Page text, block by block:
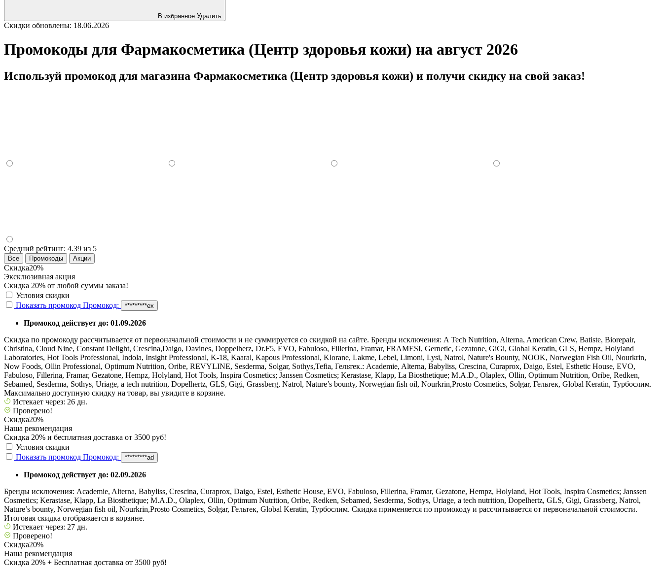
В избранное Удалить
Скидки обновлены: 18.06.2026
Промокоды для Фармакосметика (Центр здоровья кожи) на август 2026
Используй промокод для магазина Фармакосметика (Центр здоровья кожи) и получи скидку на свой заказ!
Средний рейтинг: 4.39 из 5
Все Промокоды Акции
Скидка20%
Эксклюзивная акция
Скидка 20% от любой суммы заказа!
Условия скидки
Показать промокод Промокод: *********ex
Промокод действует до: 01.09.2026
Скидка по промокоду рассчитывается от первоначальной стоимости и не суммируется со скидкой на сайте. Бренды исключения: A Tech Nutrition, Alterna, American Crew, Batiste, Biorepair,
Christina, Cloud Nine, Constant Delight, Crescina,Daigo, Davines, Doppelherz, Dr.F5, EVO, Fabuloso, Fillerina, Framar, FRAMESI, Gernetic, Gezatone, GiGi, Global Keratin, GLS, Hempz, Holyland
Laboratories, Hot Tools Professional, Indola, Insight Professional, K-18, Kaaral, Kapous Professional, Klorane, Lakme, Lebel, Limoni, Lysi, Natrol, Nature's Bounty, NOOK, Norwegian Fish Oil, Nourkrin,
Now Foods, Ollin Professional, Optimum Nutrition, Oribe, REVYLINE, Sesderma, Solgar, Sothys,Tefia, Гельтек.: Academie, Alterna, Babyliss, Crescina, Curaprox, Daigo, Estel, Esthetic House, EVO,
Fabuloso, Fillerina, Framar, Gezatone, Hempz, Holyland, Hot Tools, Inspira Cosmetics; Janssen Cosmetics; Kerastase, Klapp, La Biosthetique; M.A.D., Olaplex, Ollin, Optimum Nutrition, Oribe, Redken,
Sebamed, Sesderma, Sothys, Uriage, a tech nutrition, Dopelhertz, GLS, Gigi, Grassberg, Natrol, Nature’s bounty, Norwegian fish oil, Nourkrin,Prosto Cosmetics, Solgar, Гельтек, Global Keratin, Турбослим.
Максимально доступную скидку на товар, вы увидите в корзине.
Истекает через: 26 дн.
Проверено!
Скидка20%
Наша рекомендация
Скидка 20% и бесплатная доставка от 3500 руб!
Условия скидки
Показать промокод Промокод: *********ad
Промокод действует до: 02.09.2026
Бренды исключения: Academie, Alterna, Babyliss, Crescina, Curaprox, Daigo, Estel, Esthetic House, EVO, Fabuloso, Fillerina, Framar, Gezatone, Hempz, Holyland, Hot Tools, Inspira Cosmetics; Janssen
Cosmetics; Kerastase, Klapp, La Biosthetique; M.A.D., Olaplex, Ollin, Optimum Nutrition, Oribe, Redken, Sebamed, Sesderma, Sothys, Uriage, a tech nutrition, Dopelhertz, GLS, Gigi, Grassberg, Natrol,
Nature’s bounty, Norwegian fish oil, Nourkrin,Prosto Cosmetics, Solgar, Гельтек, Global Keratin, Турбослим. Скидка применяется по промокоду и рассчитывается от первоначальной стоимости.
Итоговая скидка отображается в корзине.
Истекает через: 27 дн.
Проверено!
Скидка20%
Наша рекомендация
Cкидка 20% + Бесплатная доставка от 3500 руб!